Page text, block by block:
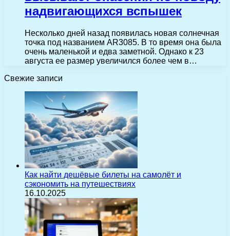
надвигающихся вспышек
Несколько дней назад появилась новая солнечная
точка под названием AR3085. В то время она была
очень маленькой и едва заметной. Однако к 23
августа ее размер увеличился более чем в…
Свежие записи
Как найти дешёвые билеты на самолёт и
сэкономить на путешествиях
16.10.2025